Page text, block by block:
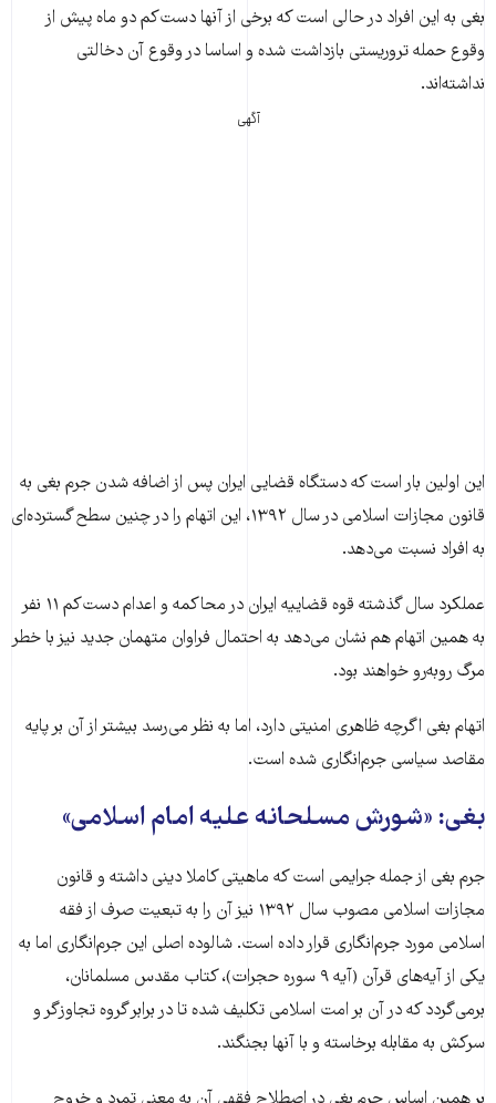
بغی به این افراد در حالی است که برخی از آنها دست‌کم دو ماه پیش از
وقوع حمله تروریستی بازداشت شده و اساسا در وقوع آن دخالتی
نداشته‌اند.
آگهی
این اولین بار است که دستگاه قضایی ایران پس از اضافه شدن جرم بغی به
قانون مجازات اسلامی در سال ۱۳۹۲، این اتهام را در چنین سطح گسترده‌ای
به افراد نسبت می‌دهد.
عملکرد سال گذشته قوه قضاییه ایران در محاکمه و اعدام دست‌کم ۱۱ نفر
به همین اتهام هم نشان می‌دهد به احتمال فراوان متهمان جدید نیز با خطر
مرگ روبه‌رو خواهند بود.
اتهام بغی اگرچه ظاهری امنیتی دارد، اما به نظر می‌رسد بیشتر از آن بر پایه
مقاصد سیاسی جرم‌انگاری شده است.
بغی: «شورش مسلحانه علیه امام اسلامی»
جرم بغی از جمله جرایمی است که ماهیتی کاملا دینی داشته و قانون
مجازات اسلامی مصوب سال ۱۳۹۲ نیز آن را به تبعیت صرف از فقه
اسلامی مورد جرم‌انگاری قرار داده است. شالوده اصلی این جرم‌انگاری اما به
یکی از آیه‌های قرآن (آیه ۹ سوره حجرات)، کتاب مقدس مسلمانان،
برمی‌گردد که در آن بر امت اسلامی تکلیف شده تا در برابر گروه تجاوزگر و
سرکش به مقابله برخاسته و با آنها بجنگند.